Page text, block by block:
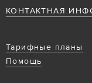
КОНТАКТНАЯ
Тарифные планы
Помощь